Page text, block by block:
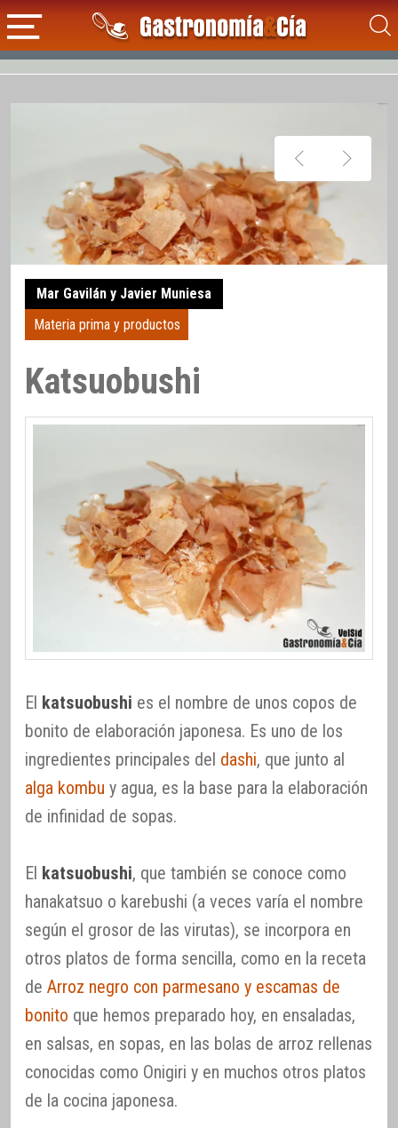
Mar Gavilán y Javier Muniesa
Materia prima y productos
Katsuobushi
El katsuobushi es el nombre de unos copos de
bonito de elaboración japonesa. Es uno de los
ingredientes principales del dashi, que junto al
alga kombu y agua, es la base para la elaboración
de infinidad de sopas.
El katsuobushi, que también se conoce como
hanakatsuo o karebushi (a veces varía el nombre
según el grosor de las virutas), se incorpora en
otros platos de forma sencilla, como en la receta
de Arroz negro con parmesano y escamas de
bonito que hemos preparado hoy, en ensaladas,
en salsas, en sopas, en las bolas de arroz rellenas
conocidas como Onigiri y en muchos otros platos
de la cocina japonesa.